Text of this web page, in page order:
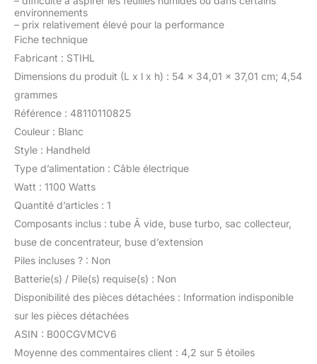
environnements
– prix relativement élevé pour la performance
Fiche technique
Fabricant : STIHL
Dimensions du produit (L x l x h) : 54 x 34,01 x 37,01 cm; 4,54
grammes
Référence : 48110110825
Couleur : Blanc
Style : Handheld
Type d’alimentation : Câble électrique
Watt : 1100 Watts
Quantité d’articles : 1
Composants inclus : tube Ã vide, buse turbo, sac collecteur,
buse de concentrateur, buse d’extension
Piles incluses ? : Non
Batterie(s) / Pile(s) requise(s) : Non
Disponibilité des pièces détachées : Information indisponible
sur les pièces détachées
ASIN : B00CGVMCV6
Moyenne des commentaires client : 4,2 sur 5 étoiles